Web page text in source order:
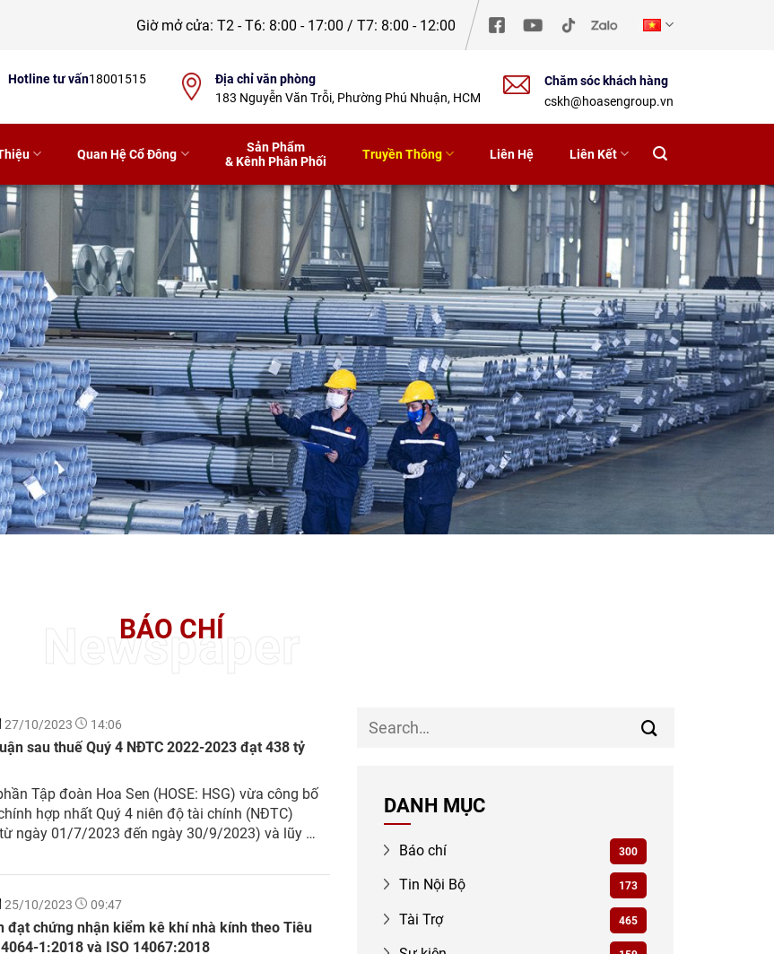
Giờ mở cửa:T2 - T6: 8:00 - 17:00 / T7: 8:00 - 12:00
Quan Hệ Cổ Đông
Sản Phẩm
& Kênh Phân Phối
Truyền Thông Liên Hệ Liên Kết
Hotline tư vấn18001515
Địa chỉ văn phòng
183 Nguyễn Văn Trỗi, Phường Phú Nhuận, HCM
Chăm sóc khách hàng
cskh@hoasengroup.vn
BÁO CHÍ
Newspaper
27/10/2023 14:06
sau thuế Quý 4 NĐTC 2022-2023 đạt 438 tỷ
Tập đoàn Hoa Sen (HOSE: HSG) vừa công bố
hợp nhất Quý 4 niên độ tài chính (NĐTC)
ngày 01/7/2023 đến ngày 30/9/2023) và lũy kế
4 NĐTC 2022-2023, doanh thu hợp nhất đạt...
25/10/2023 09:47
đạt chứng nhận kiểm kê khí nhà kính theo Tiêu
1:2018 và ISO 14067:2018
DANH MỤC
Báo chí 300
Tin Nội Bộ 173
Tài Trợ 465